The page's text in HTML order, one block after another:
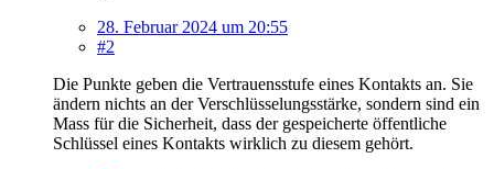
28. Februar 2024 um 20:55
#2
Die Punkte geben die Vertrauensstufe eines Kontakts an. Sie
ändern nichts an der Verschlüsselungsstärke, sondern sind ein
Mass für die Sicherheit, dass der gespeicherte öffentliche
Schlüssel eines Kontakts wirklich zu diesem gehört.